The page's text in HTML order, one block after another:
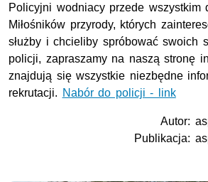
Policyjni wodniacy przede wszystkim
Miłośników przyrody, których
służby i chcieliby spróbować swoich
policji, zapraszamy na naszą stronę
znajdują się wszystkie niezbędne
rekrutacji. Nabór do policji - link
Autor:
Publikacja: